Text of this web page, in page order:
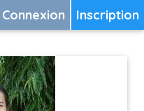
Inscription
Connexion